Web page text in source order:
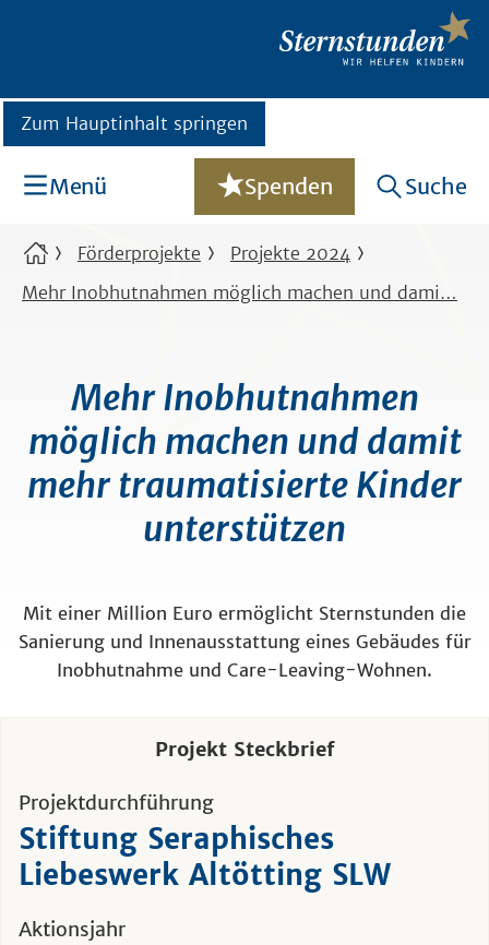
Zum Hauptinhalt springen
Menü Spenden Suche
Förderprojekte
Projekte 2024
Mehr Inobhutnahmen möglich machen und dami…
Mehr Inobhutnahmen
möglich machen und damit
mehr traumatisierte Kinder
unterstützen
Mit einer Million Euro ermöglicht Sternstunden die
Sanierung und Innenausstattung eines Gebäudes für
Inobhutnahme und Care-Leaving-Wohnen.
Projekt Steckbrief
Projektdurchführung
Stiftung Seraphisches
Liebeswerk Altötting SLW
Aktionsjahr